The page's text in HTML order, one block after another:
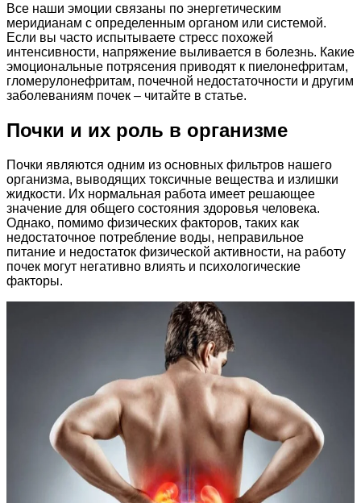
Все наши эмоции связаны по энергетическим
меридианам с определенным органом или системой.
Если вы часто испытываете стресс похожей
интенсивности, напряжение выливается в болезнь. Какие
эмоциональные потрясения приводят к пиелонефритам,
гломерулонефритам, почечной недостаточности и другим
заболеваниям почек – читайте в статье.
Почки и их роль в организме
Почки являются одним из основных фильтров нашего
организма, выводящих токсичные вещества и излишки
жидкости. Их нормальная работа имеет решающее
значение для общего состояния здоровья человека.
Однако, помимо физических факторов, таких как
недостаточное потребление воды, неправильное
питание и недостаток физической активности, на работу
почек могут негативно влиять и психологические
факторы.